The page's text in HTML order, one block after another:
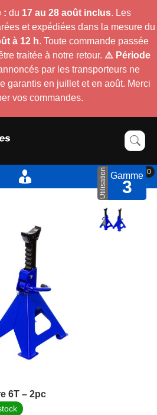
: du 17 au 28 août inclus. Les
et expédiées dans la mesure du
à 12 h. Toute commande passée
traitée à notre retour. ⚠️ Période
par les transporteurs ne
garantis en juillet et en août. Merci
vos commandes.
0
6T – 2pc
Utilisation Gamme
3